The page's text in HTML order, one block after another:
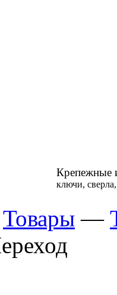
Крепежные
ключи,
Товары —